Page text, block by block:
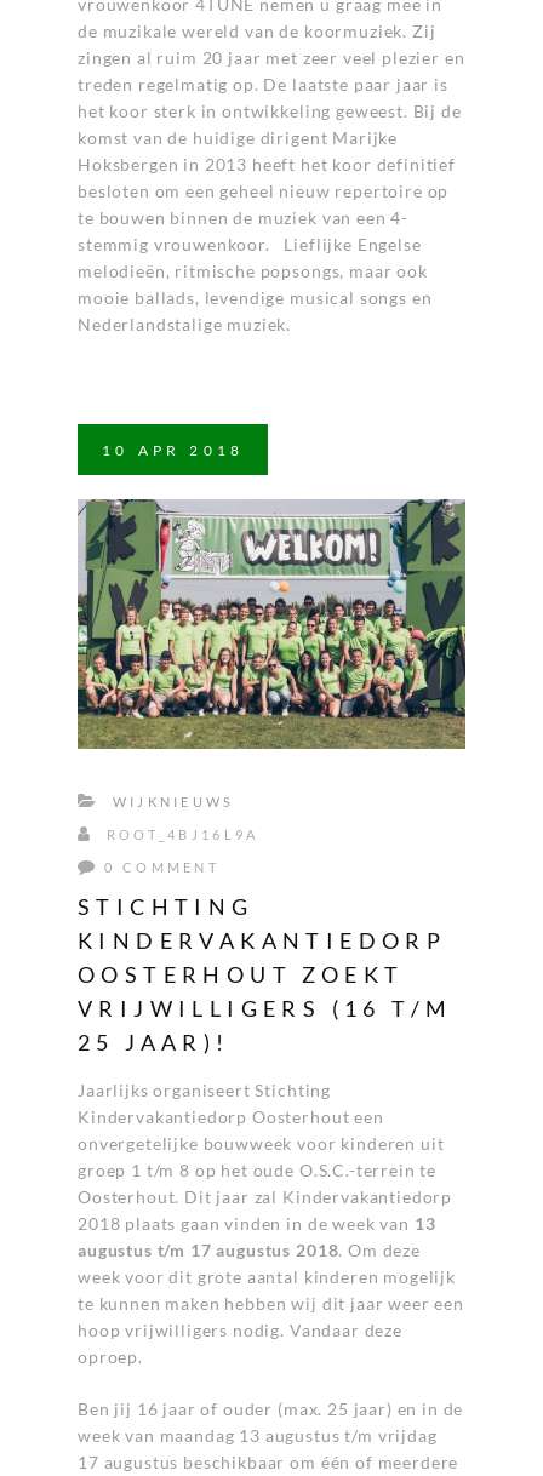
vrouwenkoor 4TUNE nemen u graag mee in
de muzikale wereld van de koormuziek. Zij
zingen al ruim 20 jaar met zeer veel plezier en
treden regelmatig op. De laatste paar jaar is
het koor sterk in ontwikkeling geweest. Bij de
komst van de huidige dirigent Marijke
Hoksbergen in 2013 heeft het koor definitief
besloten om een geheel nieuw repertoire op
te bouwen binnen de muziek van een 4-
stemmig vrouwenkoor. Lieflijke Engelse
melodieën, ritmische popsongs, maar ook
mooie ballads, levendige musical songs en
Nederlandstalige muziek.
10 APR 2018
WIJKNIEUWS
ROOT_4BJ16L9A
0 COMMENT
STICHTING
KINDERVAKANTIEDORP
OOSTERHOUT ZOEKT
VRIJWILLIGERS (16 T/M
25 JAAR)!
Jaarlijks organiseert Stichting
Kindervakantiedorp Oosterhout een
onvergetelijke bouwweek voor kinderen uit
groep 1 t/m 8 op het oude O.S.C.-terrein te
Oosterhout. Dit jaar zal Kindervakantiedorp
2018 plaats gaan vinden in de week van 13
augustus t/m 17 augustus 2018. Om deze
week voor dit grote aantal kinderen mogelijk
te kunnen maken hebben wij dit jaar weer een
hoop vrijwilligers nodig. Vandaar deze
oproep.
Ben jij 16 jaar of ouder (max. 25 jaar) en in de
week van maandag 13 augustus t/m vrijdag
17 augustus beschikbaar om één of meerdere